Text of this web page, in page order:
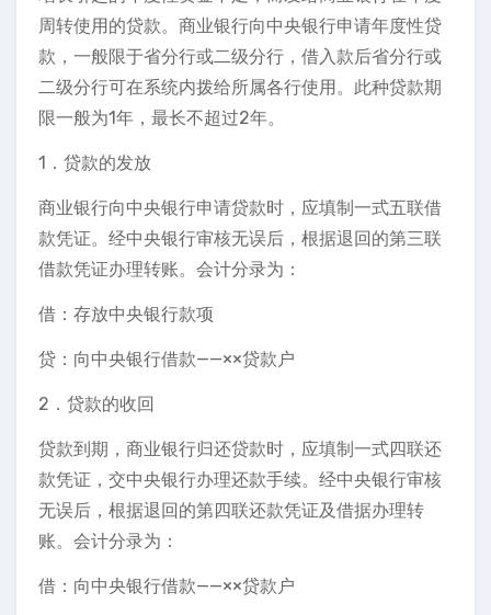
周转使用的贷款。商业银行向中央银行申请年度性贷
款，一般限于省分行或二级分行，借入款后省分行或
二级分行可在系统内拨给所属各行使用。此种贷款期
限一般为1年，最长不超过2年。
1．贷款的发放
商业银行向中央银行申请贷款时，应填制一式五联借
款凭证。经中央银行审核无误后，根据退回的第三联
借款凭证办理转账。会计分录为：
借：存放中央银行款项
贷：向中央银行借款——××贷款户
2．贷款的收回
贷款到期，商业银行归还贷款时，应填制一式四联还
款凭证，交中央银行办理还款手续。经中央银行审核
无误后，根据退回的第四联还款凭证及借据办理转
账。会计分录为：
借：向中央银行借款——××贷款户